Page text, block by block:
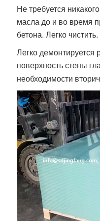
Не требуется
масла до и во время
бетона. Легко чистить.
Легко демонтируется
поверхность стены
необходимости